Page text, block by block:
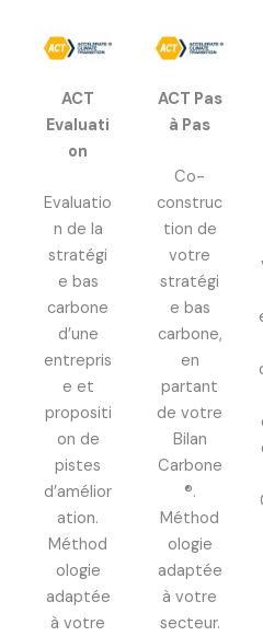
ACT
Evaluati
on
Evaluatio
n de la
stratégi
e bas
carbone
d’une
entrepris
e et
propositi
on de
pistes
d’amélior
ation.
Méthod
ologie
adaptée
à votre
ACT Pas
à Pas
Co-
construc
tion de
votre
stratégi
e bas
carbone,
en
partant
de votre
Bilan
Carbone
®.
Méthod
ologie
adaptée
à votre
secteur.